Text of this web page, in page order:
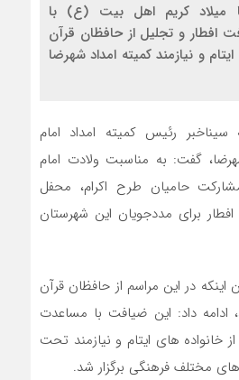
میلاد کریم اهل بیت (ع) با
افطار و تجلیل از حافظان قرآن
و نیازمند کمیته امداد شهرضا
رئیس کمیته امداد امام
گفت: به مناسبت ولادت امام
حامیان طرح اکرام، محفل
برای مددجویان این شهرستان
اینکه در این مراسم از حافظان قرآن
ادامه داد: این ضیافت با مساعدت
حضور ۲۵۰ نفر از خانواده های ایتام و نیازمند تحت
مختلف فرهنگی برگزار شد.